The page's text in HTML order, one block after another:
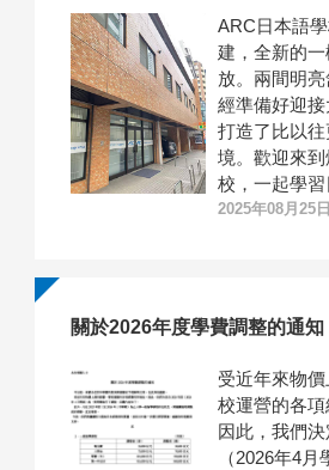
ARC日本語
建，全新的
放。兩間明
經準備好迎
打造了比以
境。歡迎來
校，一起學習
2025年08月25日
關於2026年度學費調整的通知
受近年來物
校運營的各項
因此，我們
（2026年4